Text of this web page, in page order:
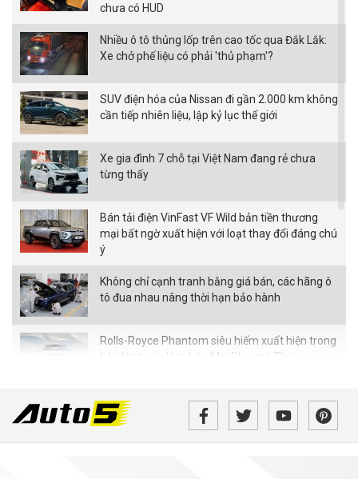
chưa có HUD
Nhiều ô tô thủng lốp trên cao tốc qua Đắk Lắk:
Xe chở phế liệu có phải 'thủ phạm'?
SUV điện hóa của Nissan đi gần 2.000 km không
cần tiếp nhiên liệu, lập kỷ lục thế giới
Xe gia đình 7 chỗ tại Việt Nam đang rẻ chưa
từng thấy
Bán tải điện VinFast VF Wild bản tiền thương
mại bất ngờ xuất hiện với loạt thay đổi đáng chú
ý
Không chỉ cạnh tranh bằng giá bán, các hãng ô
tô đua nhau nâng thời hạn bảo hành
Rolls-Royce Phantom siêu hiếm xuất hiện trong
bài đăng của Hoa hậu Mai Phương Thúy
Từ tháng 8/2026, loạt quy định mới về giao
thông người dân cần biết